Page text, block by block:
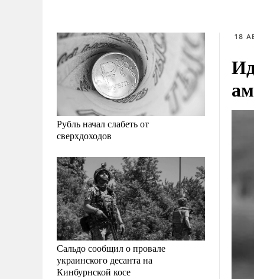
Рубль начал слабеть от
сверхдоходов
Сальдо сообщил о провале
украинского десанта на
Кинбурнской косе
18